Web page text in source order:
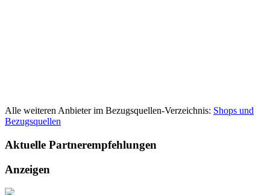
Alle weiteren Anbieter im Bezugsquellen-Verzeichnis: Shops und
Bezugsquellen
Aktuelle Partnerempfehlungen
Anzeigen